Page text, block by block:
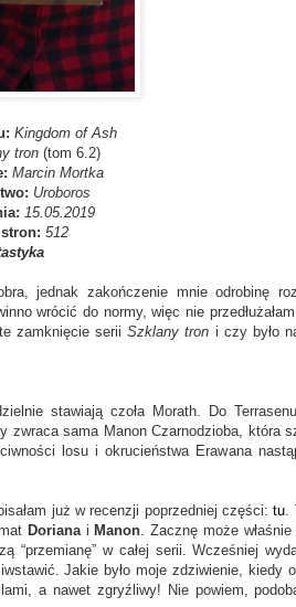
Kingdom of Ash
tron (tom 6.2)
Marcin Mortka
Uroboros
15.05.2019
512
jednak zakończenie mnie odrobinę
wrócić do normy, więc nie przedłużałam
zamknięcie seriiSzklany tron i czy było
stawiają czoła Morath. Do
zwraca sama Manon Czarnodzioba, która
losu i okrucieństwa Erawana
już w recenzji poprzedniej części:tu.
Doriana i Manon. Zacznę może
“przemianę” w całej serii. Wcześniej
Jakie było moje zdziwienie, kiedy
a nawet zgryźliwy! Nie powiem,